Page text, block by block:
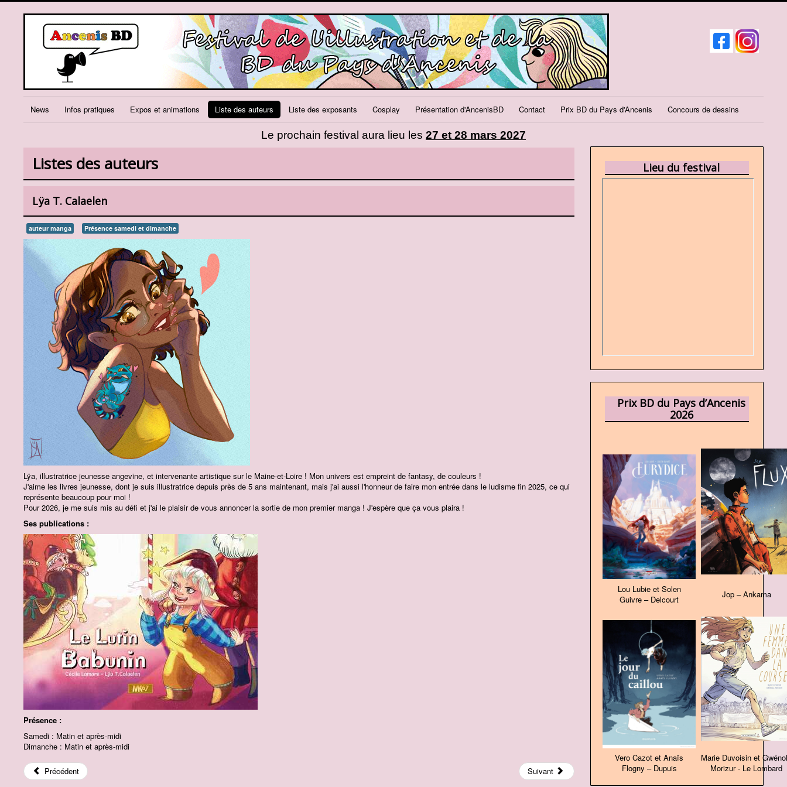
News Infos pratiques Expos et animations Liste des auteurs Liste des exposants Cosplay Présentation d'AncenisBD Contact Prix BD du Pays d'Ancenis Concours de dessins
Le prochain festival aura lieu les 27 et 28 mars 2027
Listes des auteurs
Lÿa T. Calaelen
auteur manga Présence samedi et dimanche
Lÿa, illustratrice jeunesse angevine, et intervenante artistique sur le Maine-et-Loire ! Mon univers est empreint de fantasy, de couleurs !
J'aime les livres jeunesse, dont je suis illustratrice depuis près de 5 ans maintenant, mais j'ai aussi l'honneur de faire mon entrée dans le ludisme fin 2025, ce qui
représente beaucoup pour moi !
Pour 2026, je me suis mis au défi et j'ai le plaisir de vous annoncer la sortie de mon premier manga ! J'espère que ça vous plaira !
Ses publications :
Présence :
Samedi : Matin et après-midi
Dimanche : Matin et après-midi
Précédent Suivant
Lieu du festival
Prix BD du Pays d’Ancenis
2026
Lou Lubie et Solen
Guivre – Delcourt
Jop – Ankama
Vero Cazot et Anaïs
Flogny – Dupuis
Marie Duvoisin et
Morizur - Le Lombard